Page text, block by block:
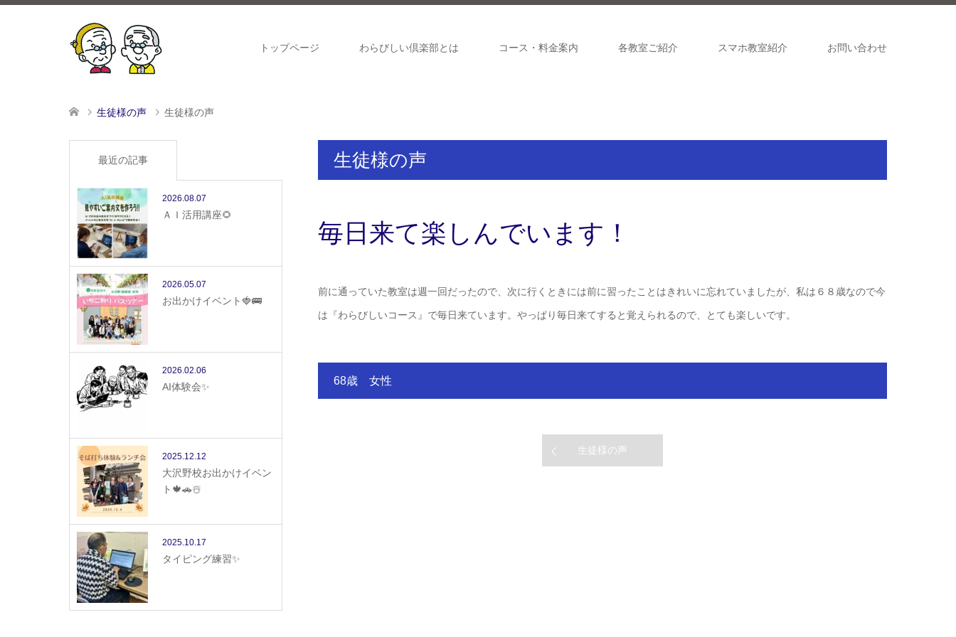
トップページ わらびしい倶楽部とは コース・料金案内 各教室ご紹介 スマホ教室紹介 お問い合わせ
生徒様の声 生徒様の声
生徒様の声
毎日来て楽しんでいます！
前に通っていた教室は週一回だったので、次に行くときには前に習ったことはきれいに忘れていましたが、私は６８歳なので今
は『わらびしいコース』で毎日来ています。やっぱり毎日来てすると覚えられるので、とても楽しいです。
68歳 女性
生徒様の声
最近の記事
2026.08.07
ＡＩ活用講座🌻
2026.05.07
お出かけイベント🍓🚌
2026.02.06
AI体験会✨
2025.12.12
大沢野校お出かけイベン
ト🍁🚗☃️
2025.10.17
タイピング練習✨